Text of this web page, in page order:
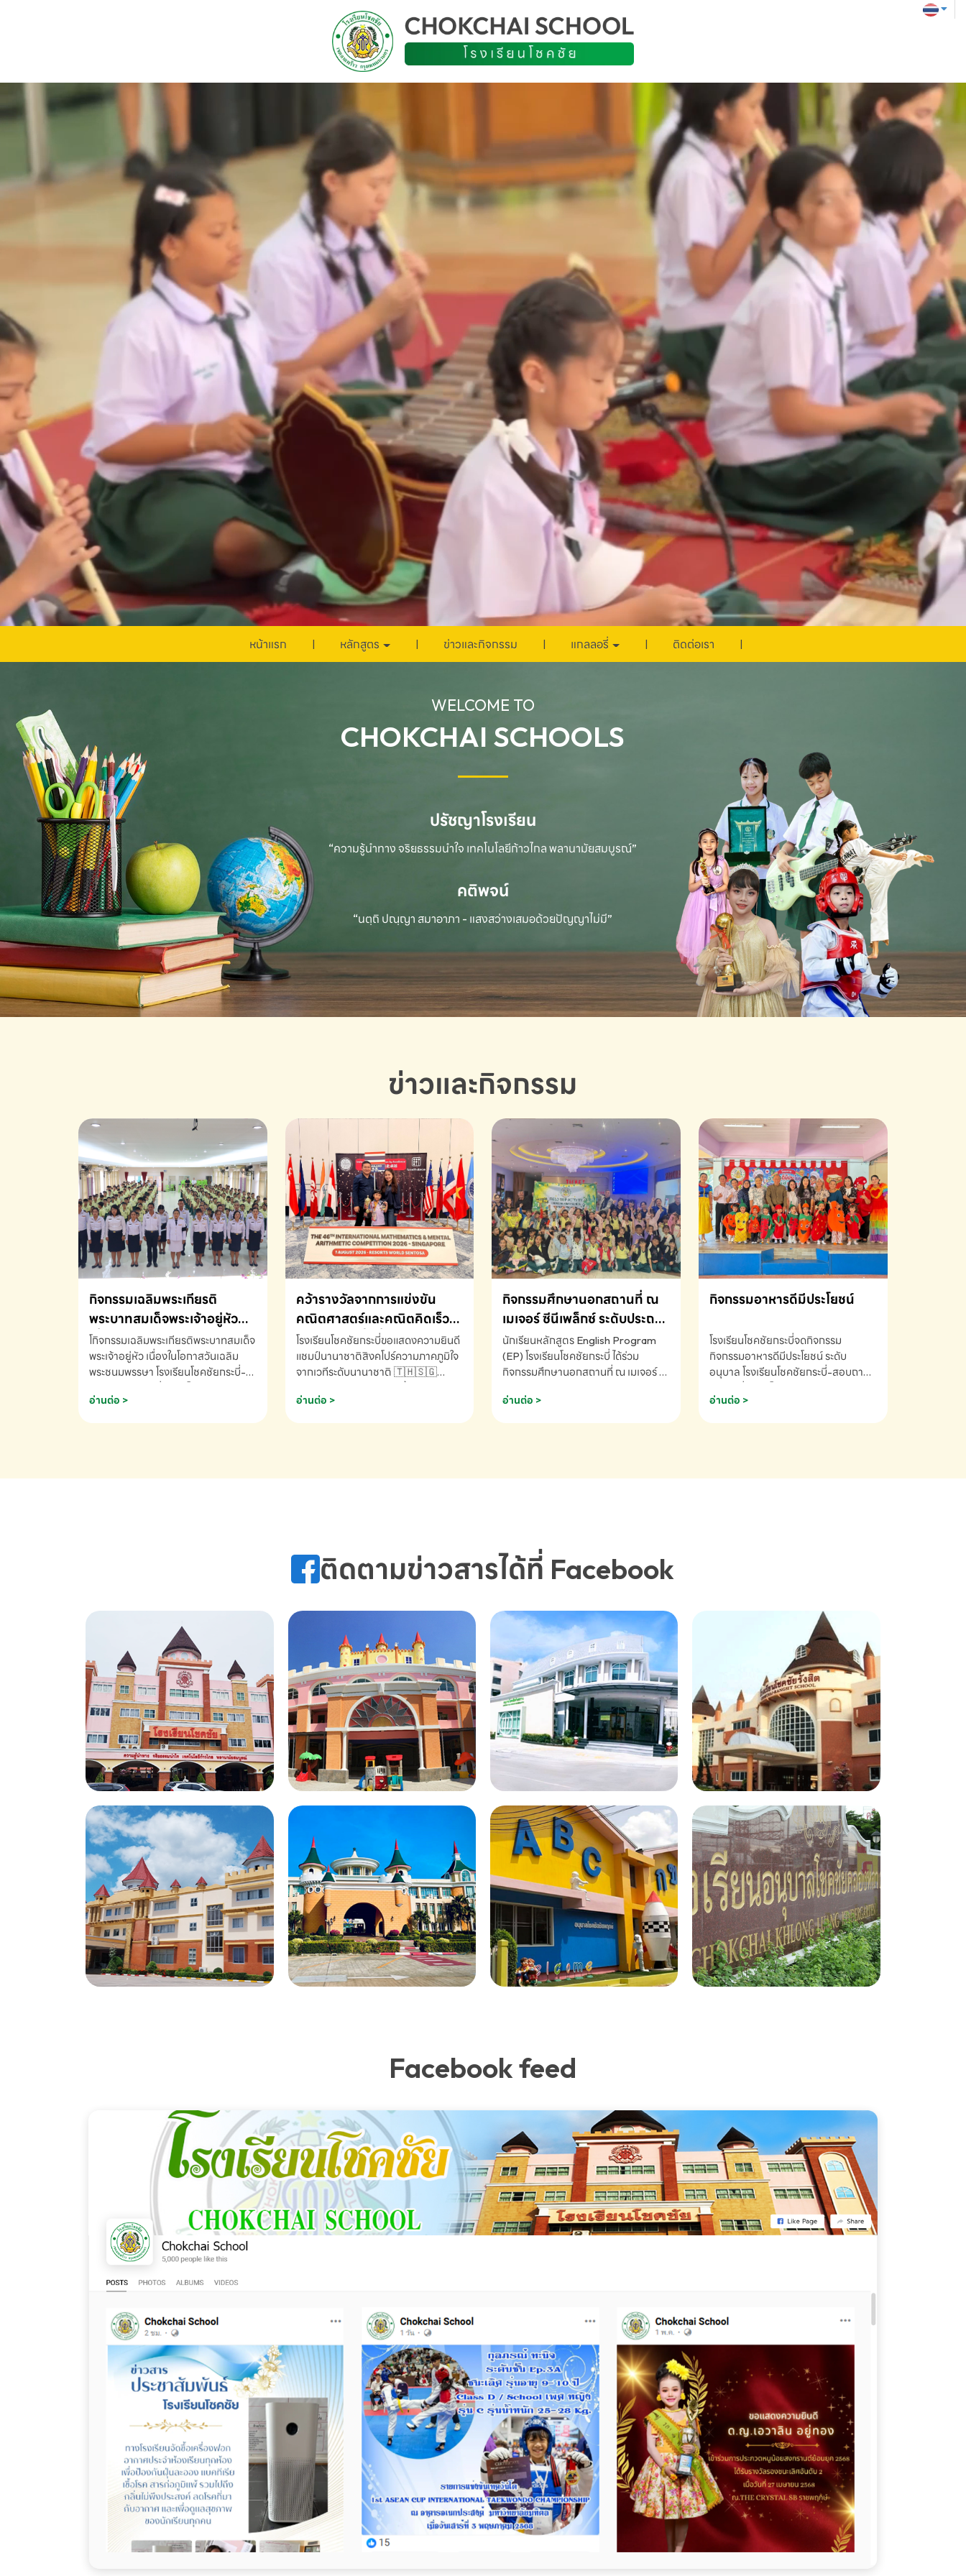
หน้าแรก หลักสูตร ข่าวและกิจกรรม แกลลอรี่ ติดต่อเรา
WELCOME TO
CHOKCHAI SCHOOLS
ปรัชญาโรงเรียน
“ความรู้นำทาง จริยธรรมนำใจ เทคโนโลยีก้าวไกลพลานามัยสมบูรณ์”
คติพจน์
“นตฺถิ ปณฺญา สมาอาภา - แสงสว่างเสมอด้วยปัญญาไม่มี”
ข่าวและกิจกรรม
กิจกรรมเฉลิมพระเกียรติ
พระบาทสมเด็จพระเจ้าอยู่หัว
เนื่องในโอกาสวันเฉลิม
พระชนมพรรษา
โกิจกรรมเฉลิมพระเกียรติพระบาทสมเด็จ
พระเจ้าอยู่หัว เนื่องในโอกาสวันเฉลิม
พระชนมพรรษา โรงเรียนโชคชัยกระบี่-
691910
อ่านต่อ >
คว้ารางวัลจากการแข่งขัน
คณิตศาสตร์และคณิตคิดเร็ว
นานาชาติ ครั้งที่ 46 ประจำปี
2569 ณ ประเทศสิงคโปร์
โรงเรียนโชคชัยกระบี่ขอแสดงความยินดี
แชมป์นานาชาติสิงคโปร์ความภาคภูมิใจ
จากเวทีระดับนานาชาติ 🇹🇭🇸🇬
K3 โรงเรียนโชคชัยกระบี่ จ.กระบี่ คว้า
AND MENTAL ARITHMETIC
Arithmetic Competition K2(Grop)
โรงเรียนโชคชัยกระบี่-สอบถามข้อมูล
อ่านต่อ >
กิจกรรมศึกษานอกสถานที่ ณ
เมเจอร์ ซีนีเพล็กซ์ ระดับประถม
ศึกษา (EP.1-6)
นักเรียนหลักสูตร English Program
(EP) โรงเรียนโชคชัยกระบี่ ได้ร่วม
กิจกรรมศึกษานอกสถานที่ ณ เมเจอร์ ซี
(Soundtrack)เพื่อเสริมทักษะการฟัง
โชคชัยกระบี่-สอบถามข้อมูลเพิ่มเติม
อ่านต่อ >
กิจกรรมอาหารดีมีประโยชน์
โรงเรียนโชคชัยกระบี่จดกิจกรรม
กิจกรรมอาหารดีมีประโยชน์ ระดับ
อนุบาล โรงเรียนโชคชัยกระบี่-สอบถาม
อ่านต่อ >
ติดตามข่าวสารได้ที่ Facebook
Facebook feed